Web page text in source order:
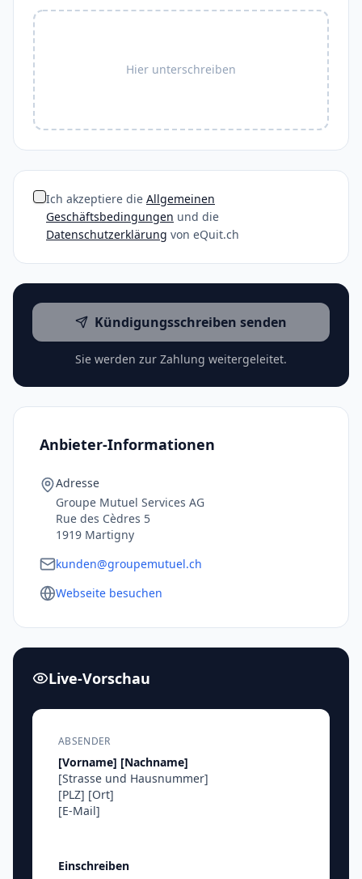
Hier unterschreiben
Ich akzeptiere die Allgemeinen
Geschäftsbedingungen und die
Datenschutzerklärung von eQuit.ch
Kündigungsschreiben senden
Sie werden zur Zahlung weitergeleitet.
Anbieter-Informationen
Adresse
Groupe Mutuel Services AG
Rue des Cèdres 5
1919 Martigny
kunden@groupemutuel.ch
Webseite besuchen
Live-Vorschau
ABSENDER
[Vorname] [Nachname]
[Strasse und Hausnummer]
[PLZ] [Ort]
[E-Mail]
Einschreiben